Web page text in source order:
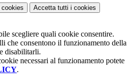
cookies Accetta tutti i cookies
scegliere quali cookie consentire.
che consentono il funzionamento della
disabilitarli.
necessari al funzionamento potete
.